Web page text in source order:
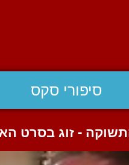
סיפורי סקס
- זוג בסרט